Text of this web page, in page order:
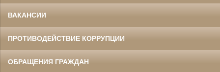
ВАКАНСИИ
ПРОТИВОДЕЙСТВИЕ КОРРУПЦИИ
ОБРАЩЕНИЯ ГРАЖДАН